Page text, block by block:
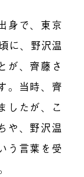
身で、東京
に、野沢温
が、齊藤さ
。当時、齊
したが、こ
や、野沢温
う言葉を受